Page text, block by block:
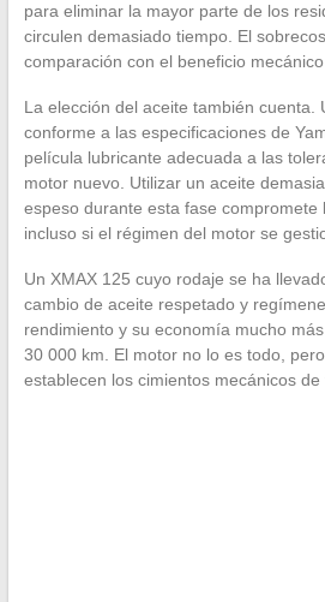
para eliminar la mayor parte de los
circulen demasiado tiempo. El
comparación con el beneficio
La elección del aceite también cuenta.
conforme a las especificaciones de
película lubricante adecuada a las
motor nuevo. Utilizar un aceite
espeso durante esta fase compromete
incluso si el régimen del motor se
Un XMAX 125 cuyo rodaje se ha
cambio de aceite respetado y
rendimiento y su economía mucho
30 000 km. El motor no lo es todo,
establecen los cimientos mecánicos